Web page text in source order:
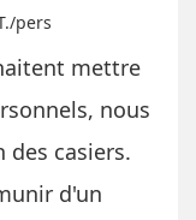
pers
mettre
nous
casiers.
d'un